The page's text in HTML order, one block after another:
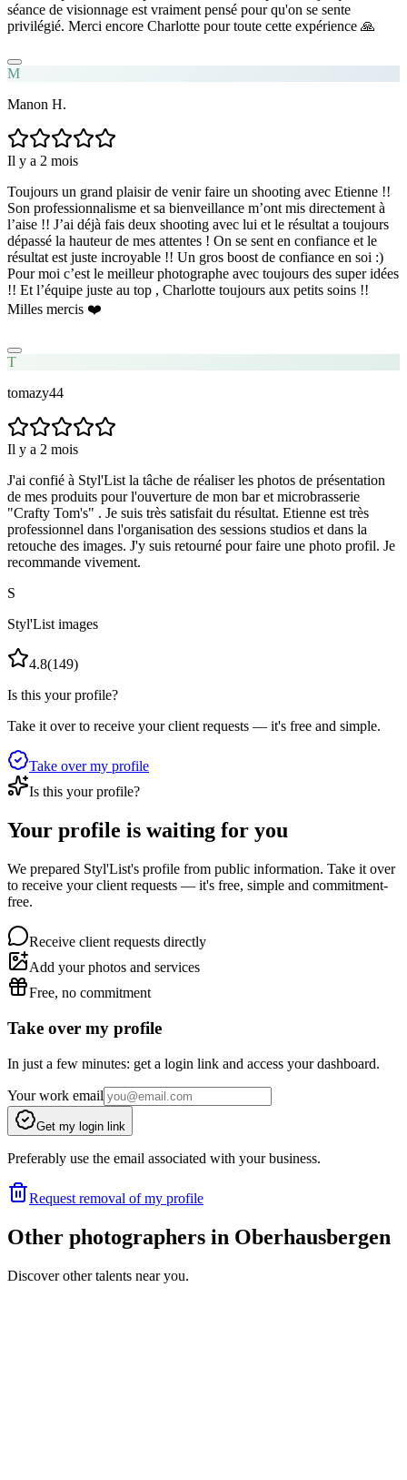
séance de visionnage est vraiment pensé pour qu'on se sente
privilégié. Merci encore Charlotte pour toute cette expérience 🙏
M
Manon H.
Il y a 2 mois
Toujours un grand plaisir de venir faire un shooting avec Etienne !!
Son professionnalisme et sa bienveillance m’ont mis directement à
l’aise !! J’ai déjà fais deux shooting avec lui et le résultat a toujours
dépassé la hauteur de mes attentes ! On se sent en confiance et le
résultat est juste incroyable !! Un gros boost de confiance en soi :)
Pour moi c’est le meilleur photographe avec toujours des super idées
!! Et l’équipe juste au top , Charlotte toujours aux petits soins !!
Milles mercis ❤️
T
tomazy44
Il y a 2 mois
J'ai confié à Styl'List la tâche de réaliser les photos de présentation
de mes produits pour l'ouverture de mon bar et microbrasserie
"Crafty Tom's" . Je suis très satisfait du résultat. Etienne est très
professionnel dans l'organisation des sessions studios et dans la
retouche des images. J'y suis retourné pour faire une photo profil. Je
recommande vivement.
S
Styl'List images
4.8(149)
Is this your profile?
Take it over to receive your client requests — it's free and simple.
Take over my profile
Is this your profile?
Your profile is waiting for you
We prepared Styl'List's profile from public information. Take it over
to receive your client requests — it's free, simple and commitment-
free.
Receive client requests directly
Add your photos and services
Free, no commitment
Take over my profile
In just a few minutes: get a login link and access your dashboard.
Your work email
Get my login link
Preferably use the email associated with your business.
Request removal of my profile
Other photographers in Oberhausbergen
Discover other talents near you.